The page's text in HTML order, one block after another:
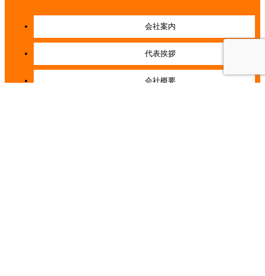
会社案内
代表挨拶
会社概要